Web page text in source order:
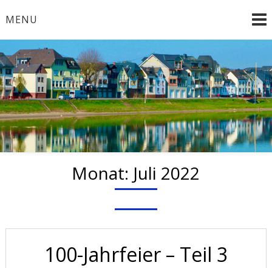
toMENU
Willkommen beim
Musikverein
Niederwerth e.V.
Monat: Juli 2022
100-Jahrfeier – Teil 3